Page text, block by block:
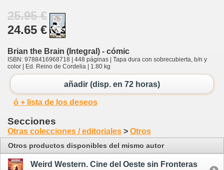
25.95 €
24.65 €
Brian the Brain (Integral) - cómic
ISBN: 9788416968718 | 448 páginas | Tapa dura con sobrecubierta, b/n y
color | Ed. Reino de Cordelia | 1.80 kg
añadir (disp. en 72 horas)
ó + lista de los deseos
Secciones
Otras colecciones / editoriales > Otros
Otros productos disponibles del mismo autor
Weird Western. Cine del Oeste sin Fronteras